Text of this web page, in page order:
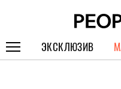
ЭКСКЛЮЗИВ